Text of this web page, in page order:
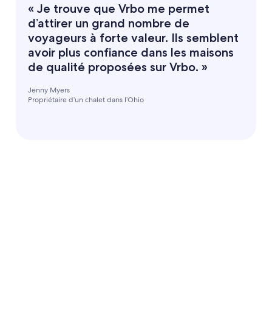
« Je trouve que Vrbo me permet
d’attirer un grand nombre de
voyageurs à forte valeur. Ils semblent
avoir plus confiance dans les maisons
de qualité proposées sur Vrbo. »
Jenny Myers
Propriétaire d’un chalet dans l’Ohio